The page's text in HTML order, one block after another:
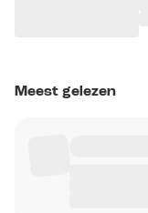
Meest gelezen